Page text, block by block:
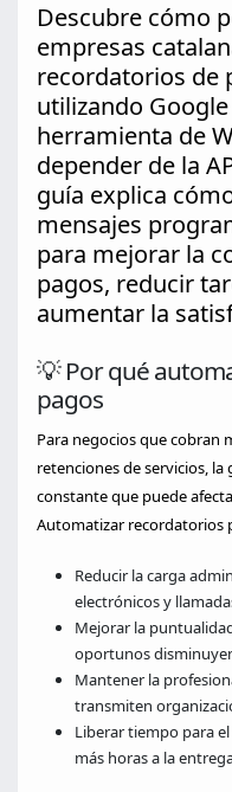
Descubre cómo
empresas
recordatorios de
utilizando
herramienta de
depender de la
guía explica
mensajes
para mejorar la
pagos, reducir
aumentar la
💡 Por qué
pagos
Para negocios que cobran
retenciones de servicios,
constante que puede
Automatizar recordatorios
Reducir la carga
electrónicos y
Mejorar la
oportunos
Mantener la
transmiten
Liberar tiempo para
más horas a la